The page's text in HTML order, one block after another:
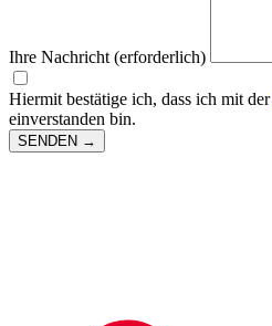
Ihre Nachricht (erforderlich)
Hiermit bestätige ich, dass ich mit der
einverstanden bin.
SENDEN →